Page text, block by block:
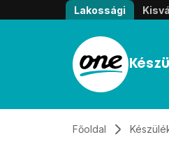
Átugrás, tovább a
Lakossági
Főoldal